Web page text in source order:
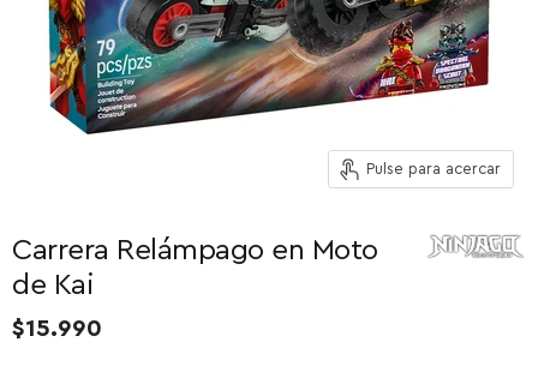
Pulse para acercar
Carrera Relámpago en Moto
de Kai
$15.990